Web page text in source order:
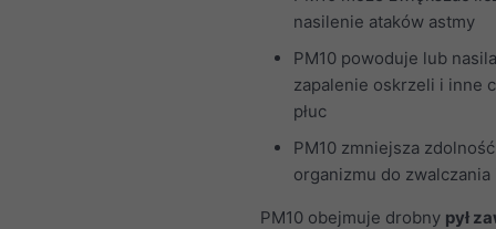
nasilenie ataków astmy
PM10 powoduje lub nasila
zapalenie oskrzeli i inne
płuc
PM10 zmniejsza zdolność
organizmu do
PM10 obejmuje drobny pył